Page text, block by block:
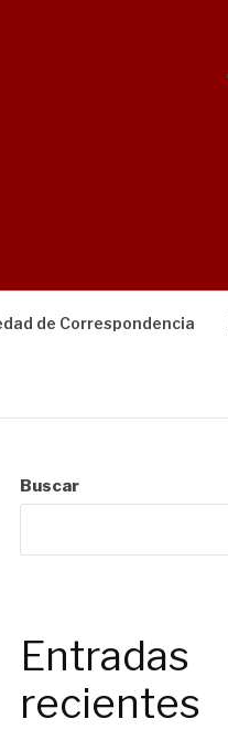
de Correspondencia
Buscar
Entradas
recientes